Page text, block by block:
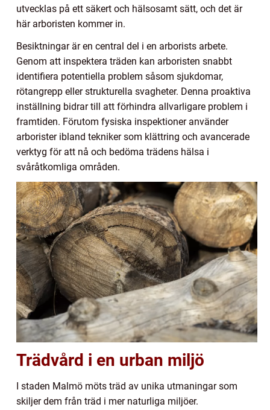
utvecklas på ett säkert och hälsosamt sätt, och det är
här arboristen kommer in.
Besiktningar är en central del i en arborists arbete.
Genom att inspektera träden kan arboristen snabbt
identifiera potentiella problem såsom sjukdomar,
rötangrepp eller strukturella svagheter. Denna proaktiva
inställning bidrar till att förhindra allvarligare problem i
framtiden. Förutom fysiska inspektioner använder
arborister ibland tekniker som klättring och avancerade
verktyg för att nå och bedöma trädens hälsa i
svåråtkomliga områden.
Trädvård i en urban miljö
I staden Malmö möts träd av unika utmaningar som
skiljer dem från träd i mer naturliga miljöer.